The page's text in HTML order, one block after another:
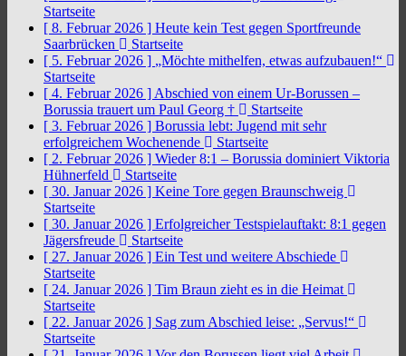
Startseite
[ 8. Februar 2026 ] Heute kein Test gegen Sportfreunde
Saarbrücken
Startseite
[ 5. Februar 2026 ] „Möchte mithelfen, etwas aufzubauen!“
Startseite
[ 4. Februar 2026 ] Abschied von einem Ur-Borussen –
Borussia trauert um Paul Georg †
Startseite
[ 3. Februar 2026 ] Borussia lebt: Jugend mit sehr
erfolgreichem Wochenende
Startseite
[ 2. Februar 2026 ] Wieder 8:1 – Borussia dominiert Viktoria
Hühnerfeld
Startseite
[ 30. Januar 2026 ] Keine Tore gegen Braunschweig
Startseite
[ 30. Januar 2026 ] Erfolgreicher Testspielauftakt: 8:1 gegen
Jägersfreude
Startseite
[ 27. Januar 2026 ] Ein Test und weitere Abschiede
Startseite
[ 24. Januar 2026 ] Tim Braun zieht es in die Heimat
Startseite
[ 22. Januar 2026 ] Sag zum Abschied leise: „Servus!“
Startseite